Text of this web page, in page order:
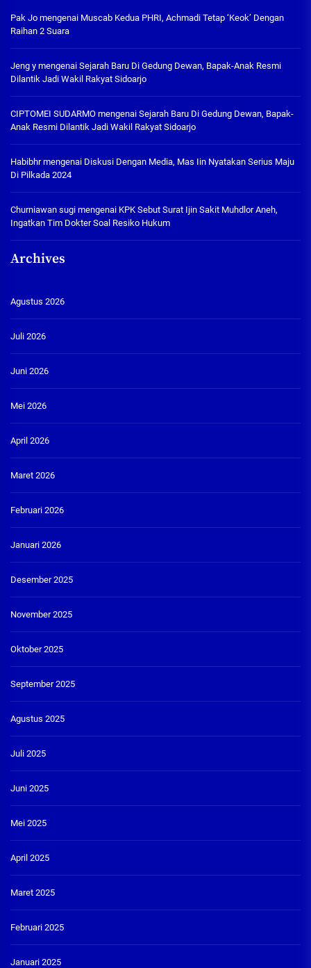
Pak Jo mengenai Muscab Kedua PHRI, Achmadi Tetap ‘Keok’ Dengan
Raihan 2 Suara
Jeng y mengenai Sejarah Baru Di Gedung Dewan, Bapak-Anak Resmi
Dilantik Jadi Wakil Rakyat Sidoarjo
CIPTOMEI SUDARMO mengenai Sejarah Baru Di Gedung Dewan, Bapak-
Anak Resmi Dilantik Jadi Wakil Rakyat Sidoarjo
Habibhrmengenai Diskusi Dengan Media, Mas Iin Nyatakan Serius Maju
Di Pilkada 2024
Churniawan sugi mengenai KPK Sebut Surat Ijin Sakit Muhdlor Aneh,
Ingatkan Tim Dokter Soal Resiko Hukum
Archives
Agustus 2026
Juli 2026
Juni 2026
Mei 2026
April 2026
Maret 2026
Februari 2026
Januari 2026
Desember 2025
November 2025
Oktober 2025
September 2025
Agustus 2025
Juli 2025
Juni 2025
Mei 2025
April 2025
Maret 2025
Februari 2025
Januari 2025